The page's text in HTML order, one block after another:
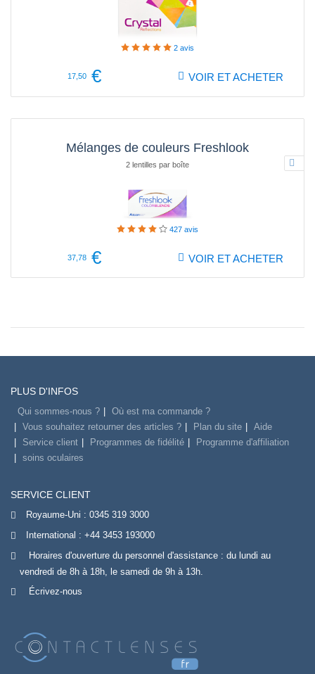
2 avis
17,50 € VOIR ET ACHETER
Mélanges de couleurs Freshlook
2 lentilles par boîte
427 avis
37,78 € VOIR ET ACHETER
PLUS D'INFOS
Qui sommes-nous ?
Où est ma commande ?
Vous souhaitez retourner des articles ?
Plan du site
Aide
Service client
Programmes de fidélité
Programme d'affiliation
soins oculaires
SERVICE CLIENT
Royaume-Uni : 0345 319 3000
International : +44 3453 193000
Horaires d'ouverture du personnel d'assistance : du lundi au
vendredi de 8h à 18h, le samedi de 9h à 13h.
Écrivez-nous